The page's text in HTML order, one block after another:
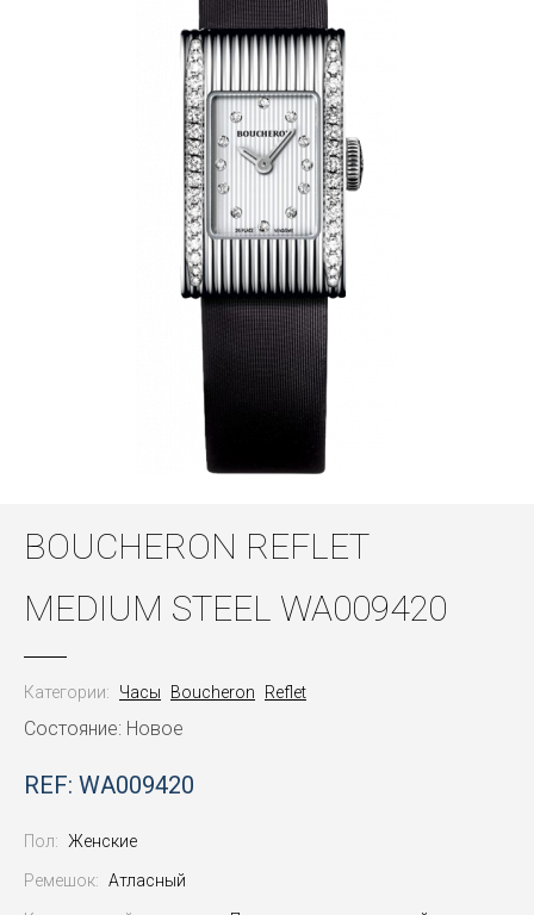
BOUCHERON REFLET
MEDIUM STEEL WA009420
Категории: Часы Boucheron Reflet
Состояние: Новое
REF: WA009420
Пол: Женские
Ремешок: Атласный